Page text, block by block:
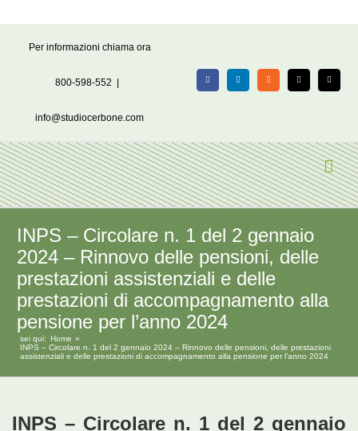
Per informazioni chiama ora
800-598-552
info@studiocerbone.com
FacebookLinkedIn Rss X Email
INPS – Circolare n. 1 del 2 gennaio
2024 – Rinnovo delle pensioni, delle
prestazioni assistenziali e delle
prestazioni di accompagnamento alla
pensione per l’anno 2024
sei qui:
Home
INPS – Circolare n. 1 del 2 gennaio 2024 – Rinnovo delle pensioni, delle prestazioni
assistenziali e delle prestazioni di accompagnamento alla pensione per l’anno 2024
INPS – Circolare n. 1 del 2 gennaio